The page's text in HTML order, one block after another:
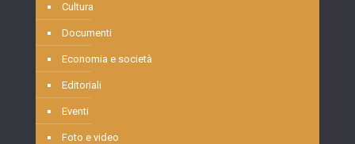
Cultura
Documenti
Economia e società
Editoriali
Eventi
Foto e video